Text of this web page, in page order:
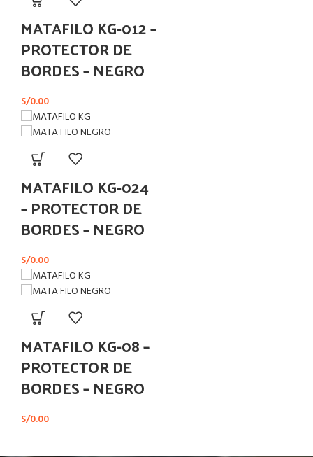
MATAFILO KG-012 –
PROTECTOR DE
BORDES – NEGRO
S/0.00
MATAFILO KG-024
– PROTECTOR DE
BORDES – NEGRO
S/0.00
MATAFILO KG-08 –
PROTECTOR DE
BORDES – NEGRO
S/0.00